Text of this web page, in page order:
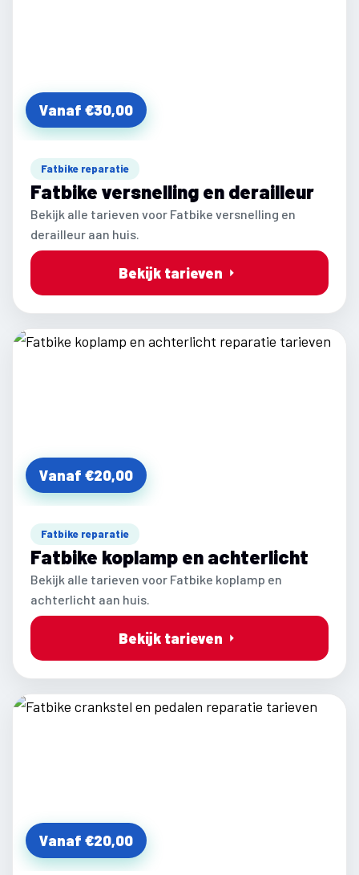
Vanaf €30,00
Fatbike reparatie
Fatbike versnelling en derailleur
Bekijk alle tarieven voor Fatbike versnelling en
derailleur aan huis.
Bekijk tarieven
Vanaf €20,00
Fatbike reparatie
Fatbike koplamp en achterlicht
Bekijk alle tarieven voor Fatbike koplamp en
achterlicht aan huis.
Bekijk tarieven
Vanaf €20,00